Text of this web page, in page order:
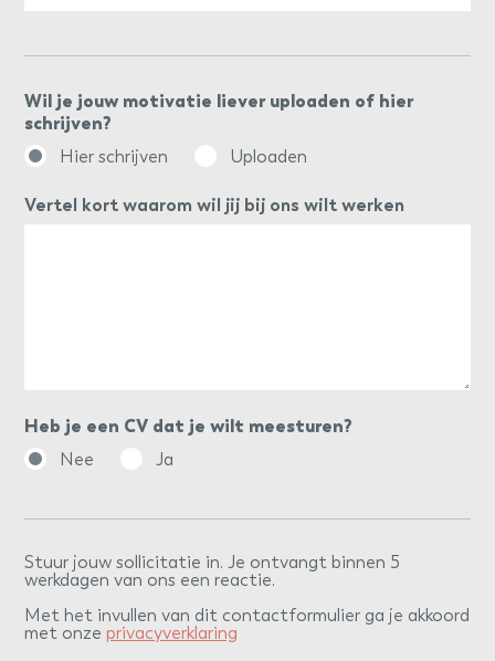
Wil je jouw motivatie liever uploaden of hier
schrijven?
Hier schrijven
Uploaden
Vertel kort waarom wil jij bij ons wilt werken
Heb je een CV dat je wilt meesturen?
Nee
Ja
Stuur jouw sollicitatie in. Je ontvangt binnen 5
werkdagen van ons een reactie.
Met het invullen van dit contactformulier ga je akkoord
met onze privacyverklaring